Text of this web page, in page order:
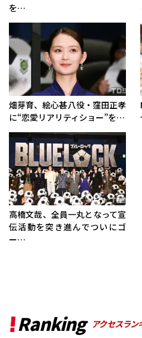
を…
畑芽育、絵心甚八役・窪田正孝
に“恋愛リアリティショー”を…
高橋文哉、全員一丸となって宣
伝活動を突き進んでついにゴ
ー…
Ranking アクセスラン